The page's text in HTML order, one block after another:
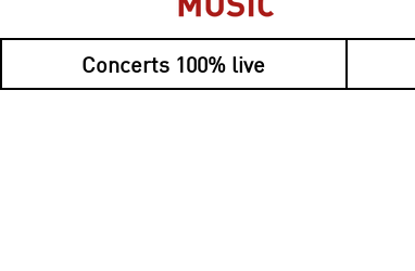
Concerts 100% live